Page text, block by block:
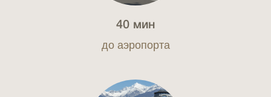
40 мин
до аэропорта